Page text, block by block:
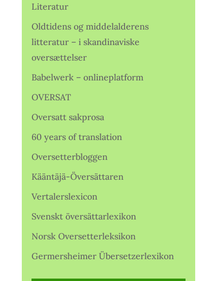
Literatur
Oldtidens og middelalderens
litteratur – i skandinaviske
oversættelser
Babelwerk – onlineplatform
OVERSAT
Oversatt sakprosa
60 years of translation
Oversetterbloggen
Kääntäjä-Översättaren
Vertalerslexicon
Svenskt översättarlexikon
Norsk Oversetterleksikon
Germersheimer Übersetzerlexikon